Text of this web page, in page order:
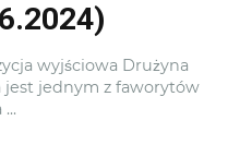
wyjściowa Drużyna
jest jednym z faworytów